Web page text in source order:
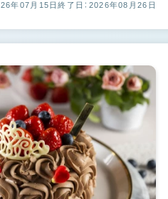
年07月15日終了日：2026年08月26日